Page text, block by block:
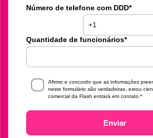
Número de telefone com DDD*
Quantidade de funcionários*
Afirmo e concordo que as informações
neste formulário são verdadeiras, estou
comercial da Flash entrará em contato. *
Enviar